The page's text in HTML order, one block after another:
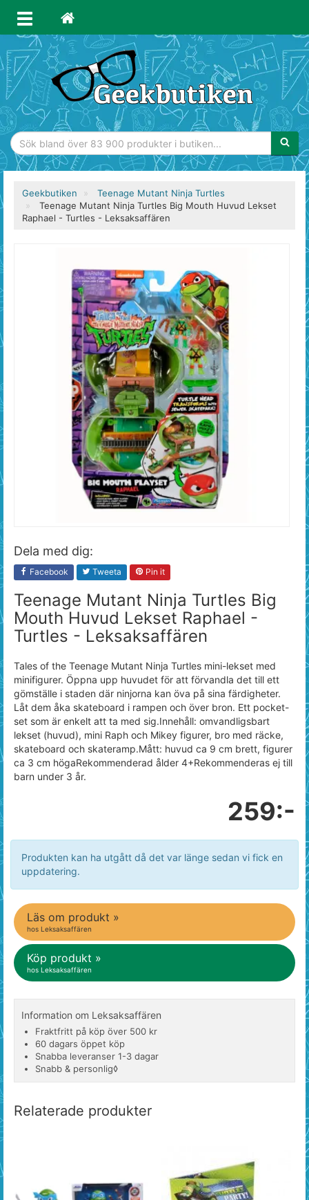
Geekbutiken
Teenage Mutant Ninja Turtles
Teenage Mutant Ninja Turtles Big Mouth Huvud Lekset
Raphael - Turtles - Leksaksaffären
Dela med dig:
Facebook Tweeta Pin it
Teenage Mutant Ninja Turtles Big
Mouth Huvud Lekset Raphael -
Turtles - Leksaksaffären
Tales of the Teenage Mutant Ninja Turtles mini-lekset med
minifigurer. Öppna upp huvudet för att förvandla det till ett
gömställe i staden där ninjorna kan öva på sina färdigheter.
Låt dem åka skateboard i rampen och över bron. Ett pocket-
set som är enkelt att ta med sig.Innehåll: omvandligsbart
lekset (huvud), mini Raph och Mikey figurer, bro med räcke,
skateboard och skateramp.Mått: huvud ca 9 cm brett, figurer
ca 3 cm högaRekommenderad ålder 4+Rekommenderas ej till
barn under 3 år.
259:-
Produkten kan ha utgått då det var länge sedan vi fick en
uppdatering.
Läs om produkt »
hos Leksaksaffären
Köp produkt »
hos Leksaksaffären
Information om Leksaksaffären
Fraktfritt på köp över 500 kr
60 dagars öppet köp
Snabba leveranser 1-3 dagar
Snabb & personlig◊
Relaterade produkter